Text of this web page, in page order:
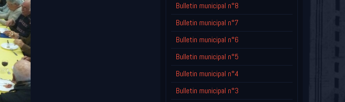
Bulletin municipal n°8
Bulletin municipal n°7
Bulletin municipal n°6
Bulletin municipal n°5
Bulletin municipal n°4
Bulletin municipal n°3